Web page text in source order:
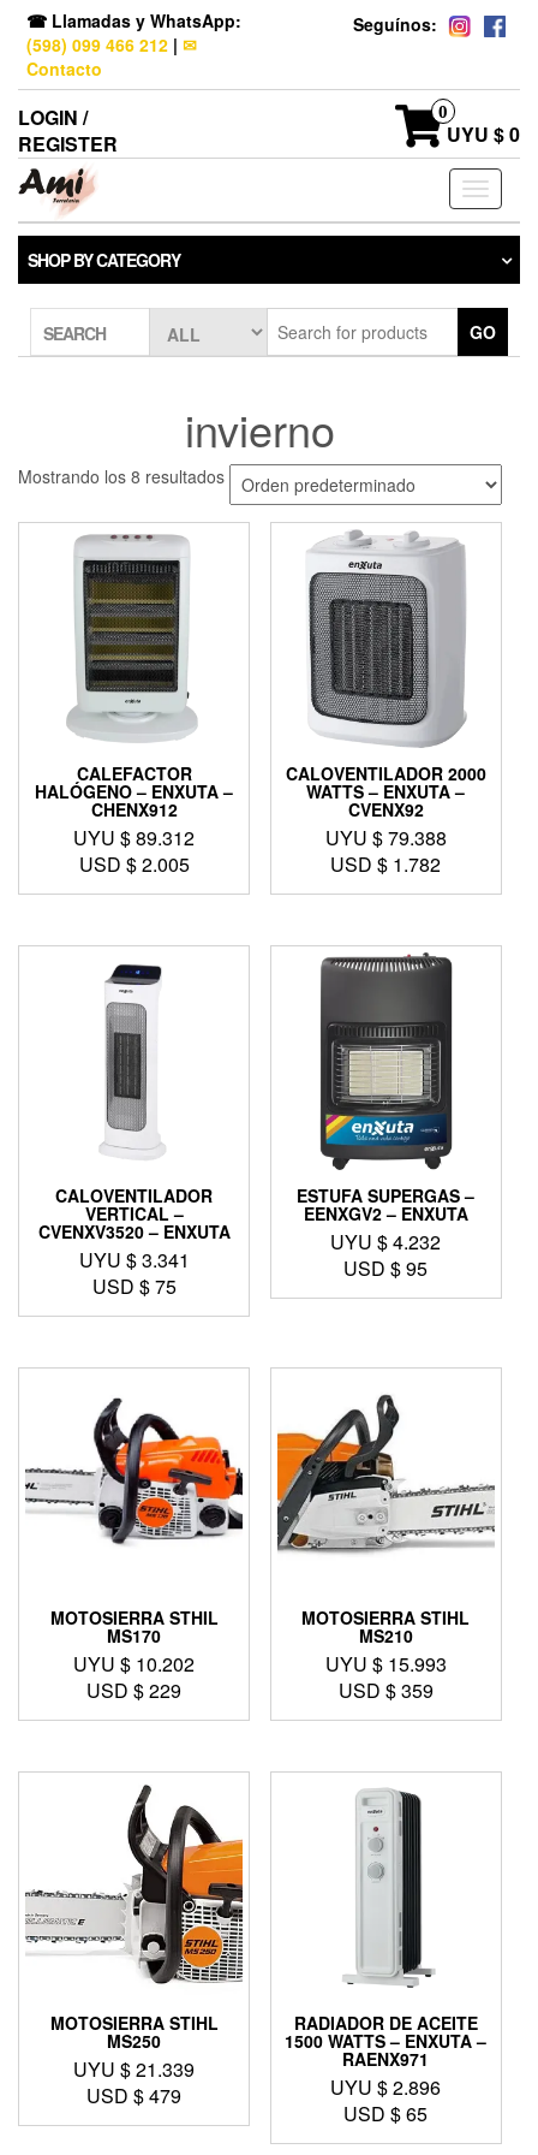
☎ Llamadas y WhatsApp:
(598) 099 466 212 | ✉
Contacto
Seguínos:
LOGIN /
REGISTER
0
UYU $ 0
Toggle
SHOP BY CATEGORY
SEARCH GO
invierno
Mostrando los 8 resultados
CALEFACTOR
HALÓGENO – ENXUTA –
CHENX912
UYU $89.312
USD $2.005
CALOVENTILADOR 2000
WATTS – ENXUTA –
CVENX92
UYU $79.388
USD $ 1.782
CALOVENTILADOR
VERTICAL –
CVENXV3520 – ENXUTA
UYU $3.341
USD $75
ESTUFA SUPERGAS –
EENXGV2 – ENXUTA
UYU $4.232
USD $95
MOTOSIERRA STHIL
MS170
UYU $ 10.202
USD $229
MOTOSIERRA STIHL
MS210
UYU $ 15.993
USD $359
MOTOSIERRA STIHL
MS250
UYU $21.339
USD $479
RADIADOR DE ACEITE
1500 WATTS – ENXUTA –
RAENX971
UYU $2.896
USD $65